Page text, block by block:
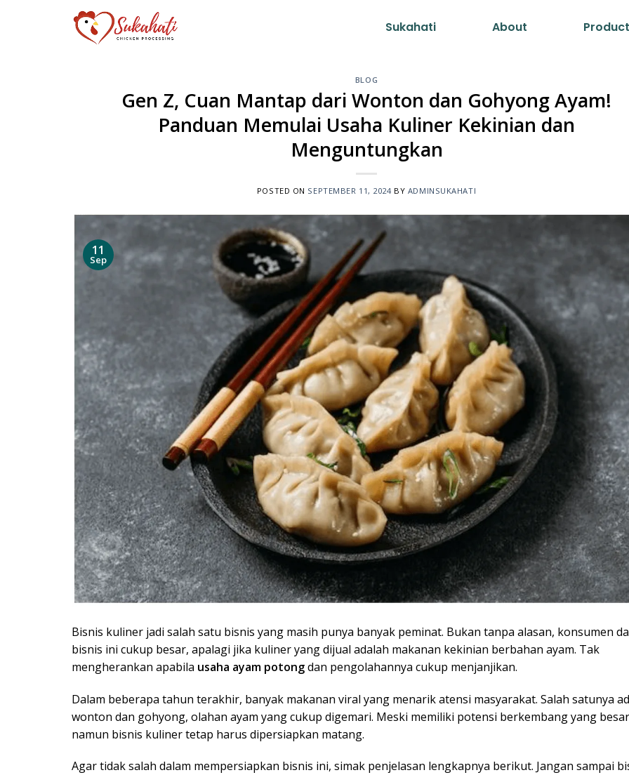
Sukahati About Product
BLOG
Gen Z, Cuan Mantap dari Wonton dan Gohyong Ayam!
Panduan Memulai Usaha Kuliner Kekinian dan
Menguntungkan
POSTED ON SEPTEMBER 11, 2024 BY ADMINSUKAHATI
11
Sep
Bisnis kuliner jadi salah satu bisnis yang masih punya banyak peminat. Bukan tanpa alasan, konsumen
bisnis ini cukup besar, apalagi jika kuliner yang dijual adalah makanan kekinian berbahan ayam. Tak
mengherankan apabila usaha ayam potongdan pengolahannya cukup menjanjikan.
Dalam beberapa tahun terakhir, banyak makanan viral yang menarik atensi masyarakat. Salah satunya
wonton dan gohyong, olahan ayam yang cukup digemari. Meski memiliki potensi berkembang yang
namun bisnis kuliner tetap harus dipersiapkan matang.
Agar tidak salah dalam mempersiapkan bisnis ini, simak penjelasan lengkapnya berikut. Jangan sampai